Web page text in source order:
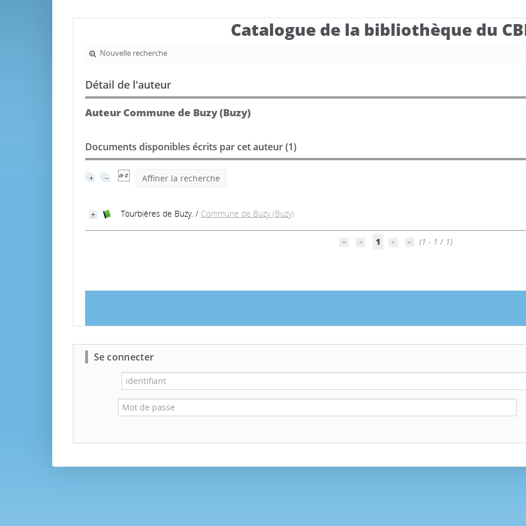
Catalogue de la bibliothèque du
Nouvelle recherche
Détail de l'auteur
Auteur Commune de Buzy (Buzy)
Documents disponibles écrits par cet auteur (1)
Affiner la recherche
Tourbières de Buzy./ Commune de Buzy (Buzy)
1 (1 - 1 / 1)
Se connecter